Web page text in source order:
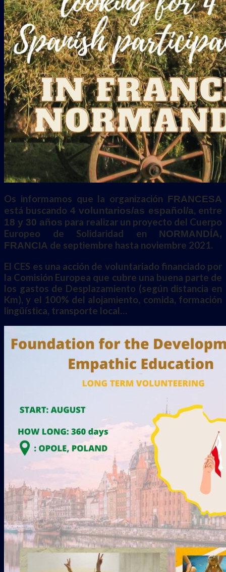
Os informamos que la organización FRANCESA
está buscando 4 voluntarios/as español/a, entre
18 y 30 años para realizar un proyecto del Cuerpo
Europeo de Solidaridad en NORMANDÍA,
FRANCIA de septiembre hasta noviembre 2021.
El CES es una acción de voluntariado financiado por
la Comisión Europea que cubre una buena parte de
los gastos de Desplazamiento (según distancia en
Km), y el 100% del alojamiento, comida, formación
lingüística, transporte local…